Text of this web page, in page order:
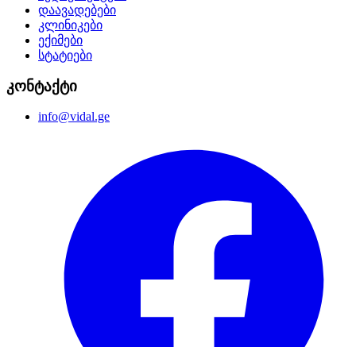
დაავადებები
კლინიკები
ექიმები
სტატიები
კონტაქტი
info@vidal.ge